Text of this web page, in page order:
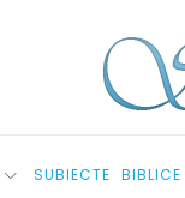
SUBIECTE BIBLICE